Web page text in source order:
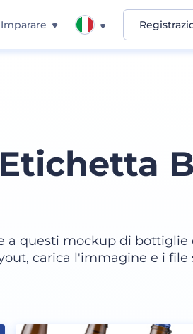
Imparare
a questi mockup di bottiglie
carica l'immagine e i file